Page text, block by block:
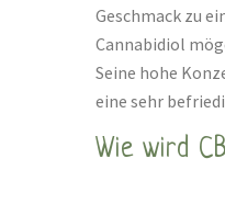
Geschmack zu
Cannabidiol
Seine hohe
eine sehr
Wie wird